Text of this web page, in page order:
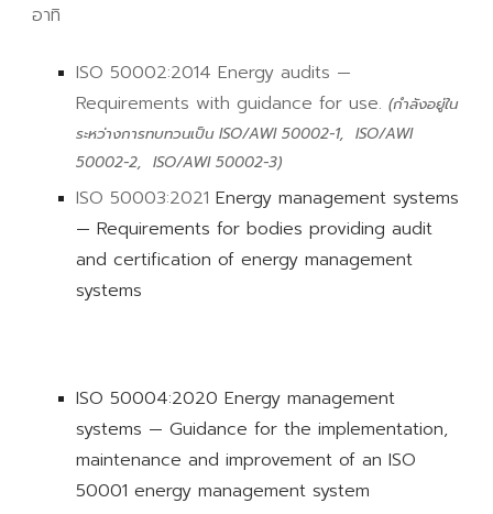
อาทิ
ISO 50002:2014 Energy audits —
Requirements with guidance for use.(กำลังอยู่ใน
ระหว่างการทบทวนเป็น ISO/AWI 50002-1, ISO/AWI
50002-2, ISO/AWI 50002-3)
ISO 50003:2021 Energy management systems
— Requirements for bodies providing audit
and certification of energy management
systems
ISO 50004:2020 Energy management
systems — Guidance for the implementation,
maintenance and improvement of an ISO
50001 energy management system